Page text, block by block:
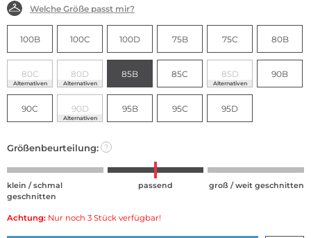
Welche Größe passt mir?
100B 100C 100D 75B 75C 80B
80C
Alternativen
80D
Alternativen
85B 85C 85D
Alternativen
90B
90C 90D
Alternativen
95B 95C 95D
Größenbeurteilung: ?
klein / schmal
geschnitten
passend groß / weit geschnitten
Achtung: Nur noch 3 Stück verfügbar!